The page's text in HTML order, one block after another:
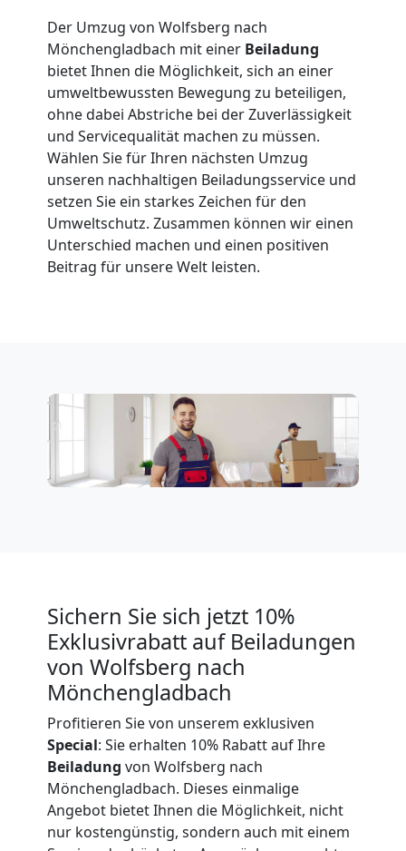
Der Umzug von Wolfsberg nach
Mönchengladbach mit einer Beiladung
bietet Ihnen die Möglichkeit, sich an einer
umweltbewussten Bewegung zu beteiligen,
ohne dabei Abstriche bei der Zuverlässigkeit
und Servicequalität machen zu müssen.
Wählen Sie für Ihren nächsten Umzug
unseren nachhaltigen Beiladungsservice und
setzen Sie ein starkes Zeichen für den
Umweltschutz. Zusammen können wir einen
Unterschied machen und einen positiven
Beitrag für unsere Welt leisten.
Sichern Sie sich jetzt 10%
Exklusivrabatt auf Beiladungen
von Wolfsberg nach
Mönchengladbach
Profitieren Sie von unserem exklusiven
Special: Sie erhalten 10% Rabatt auf Ihre
Beiladung von Wolfsberg nach
Mönchengladbach. Dieses einmalige
Angebot bietet Ihnen die Möglichkeit, nicht
nur kostengünstig, sondern auch mit einem
Wolfsberg
Fernumzug
Wolfsberg
Firmenumzug
Büroumzug
Wolfsberg
Tragehilfe
Wolfsberg
Kleiner
Umzug
Wolfsberg